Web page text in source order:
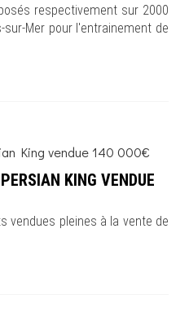
respectivement sur 2000
Mer pour l'entrainement de
KING VENDUE
vendues pleines à la vente de